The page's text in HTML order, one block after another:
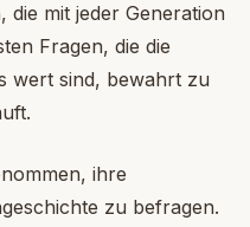
die mit jeder Generation
Fragen, die die
wert sind, bewahrt zu
ihre
zu befragen.